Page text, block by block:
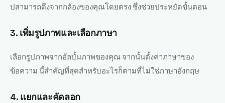
ปสามารถดึงจากกล้องของคุณโดยตรง ซึ่งช่วยประหยัดขั้นตอน
3. เพิ่มรูปภาพและเลือกภาษา
เลือกรูปภาพจากอัลบั้มภาพของคุณ จากนั้นตั้งค่าภาษาของ
ข้อความ นี้สำคัญที่สุดสำหรับอะไรก็ตามที่ไม่ใช่ภาษาอังกฤษ
4. แยกและคัดลอก